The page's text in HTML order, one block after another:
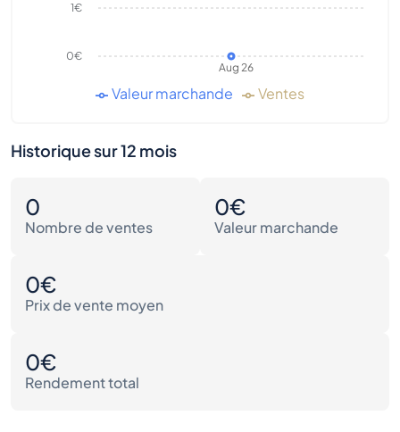
Aug 26
0€
1€
Valeur marchande Ventes
Historique sur 12 mois
0
Nombre de ventes
0€
Valeur marchande
0€
Prix de vente moyen
0€
Rendement total